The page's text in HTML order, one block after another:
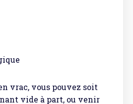
vrac, vous pouvez soit
vide à part, ou venir